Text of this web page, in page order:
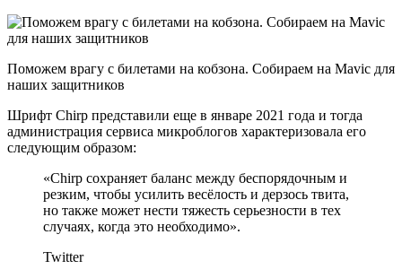
Поможем врагу с билетами на кобзона. Собираем на Mavic для
наших защитников
Шрифт Chirp представили еще в январе 2021 года и тогда
администрация сервиса микроблогов характеризовала его
следующим образом:
«Chirp сохраняет баланс между беспорядочным и
резким, чтобы усилить весёлость и дерзось твита,
но также может нести тяжесть серьезности в тех
случаях, когда это необходимо».
Twitter